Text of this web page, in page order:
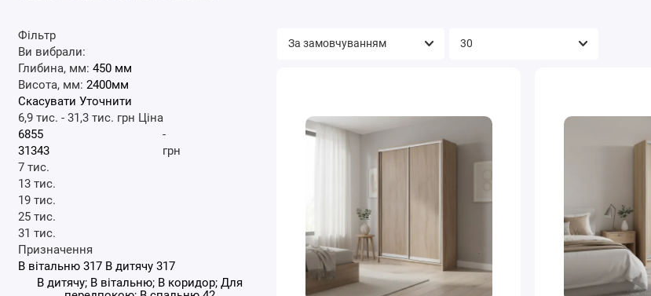
Фільтр
Ви вибрали:
Глибина, мм: 450 мм
Висота, мм: 2400мм
Скасувати Уточнити
6,9 тис. - 31,3 тис. грн Ціна
-
грн
7 тис.
13 тис.
19 тис.
25 тис.
31 тис.
Призначення
В вітальню 317 В дитячу 317
В дитячу; В вітальню; В коридор; Для